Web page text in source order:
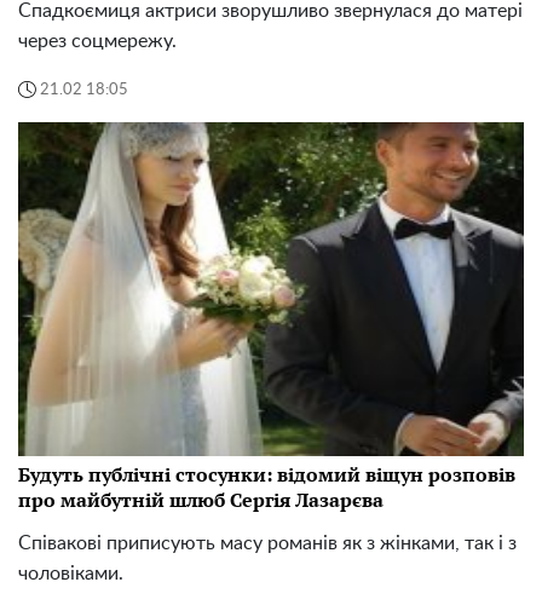
Спадкоємиця актриси зворушливо звернулася до матері
через соцмережу.
21.02 18:05
Будуть публічні стосунки: відомий віщун розповів
про майбутній шлюб Сергія Лазарєва
Співакові приписують масу романів як з жінками, так і з
чоловіками.